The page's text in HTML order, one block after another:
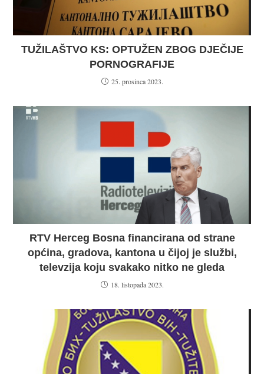
TUŽILAŠTVO KS: OPTUŽEN ZBOG DJEČIJE
PORNOGRAFIJE
25. prosinca 2023.
RTV Herceg Bosna financirana od strane
općina, gradova, kantona u čijoj je službi,
televzija koju svakako nitko ne gleda
18. listopada 2023.